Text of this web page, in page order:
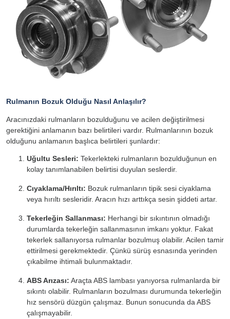
Rulmanın Bozuk Olduğu Nasıl Anlaşılır?
Aracınızdaki rulmanların bozulduğunu ve acilen değiştirilmesi
gerektiğini anlamanın bazı belirtileri vardır. Rulmanlarının bozuk
olduğunu anlamanın başlıca belirtileri şunlardır:
Uğultu Sesleri: Tekerlekteki rulmanların bozulduğunun en
kolay tanımlanabilen belirtisi duyulan seslerdir.
Cıyaklama/Hırıltı: Bozuk rulmanların tipik sesi ciyaklama
veya hırıltı sesleridir. Aracın hızı arttıkça sesin şiddeti artar.
Tekerleğin Sallanması: Herhangi bir sıkıntının olmadığı
durumlarda tekerleğin sallanmasının imkanı yoktur. Fakat
tekerlek sallanıyorsa rulmanlar bozulmuş olabilir. Acilen tamir
ettirilmesi gerekmektedir. Çünkü sürüş esnasında yerinden
çıkabilme ihtimali bulunmaktadır.
ABS Arızası: Araçta ABS lambası yanıyorsa rulmanlarda bir
sıkıntı olabilir. Rulmanların bozulması durumunda tekerleğin
hız sensörü düzgün çalışmaz. Bunun sonucunda da ABS
çalışmayabilir.